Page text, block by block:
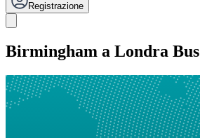
Registrazione
Birmingham a Londra Bus